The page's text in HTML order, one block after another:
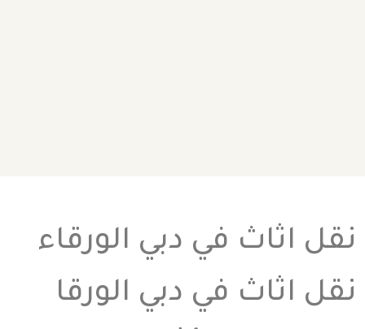
نقل اثاث في دبي الورقاء
نقل اثاث في دبي الورقا